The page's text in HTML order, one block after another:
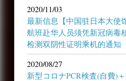
2020/11/03
最新信息【中国驻日本大使
航班赴华人员须凭新冠病毒
检测双阴性证明乘机的通知
2020/08/27
新型コロナPCR検査(自費)